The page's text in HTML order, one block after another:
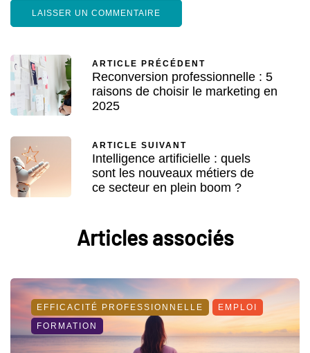
ARTICLE PRÉCÉDENT
Reconversion professionnelle : 5
raisons de choisir le marketing en
2025
ARTICLE SUIVANT
Intelligence artificielle : quels
sont les nouveaux métiers de
ce secteur en plein boom ?
Articles associés
EFFICACITÉ PROFESSIONNELLE
EMPLOI
FORMATION